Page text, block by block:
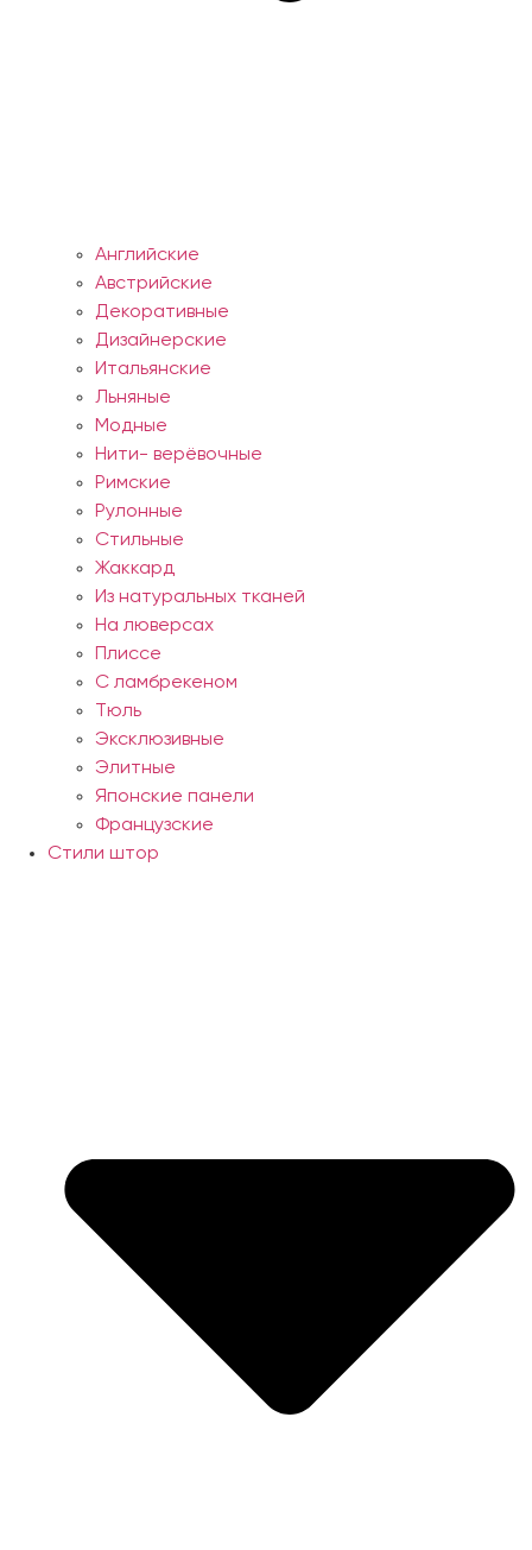
Английские
Австрийские
Декоративные
Дизайнерские
Итальянские
Льняные
Модные
Нити- верёвочные
Римские
Рулонные
Стильные
Жаккард
Из натуральных тканей
На люверсах
Плиссе
С ламбрекеном
Тюль
Эксклюзивные
Элитные
Японские панели
Французские
Стили штор